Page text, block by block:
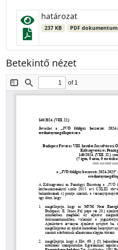
határozat
237 KB PDF dokumentum
Betekintő nézet